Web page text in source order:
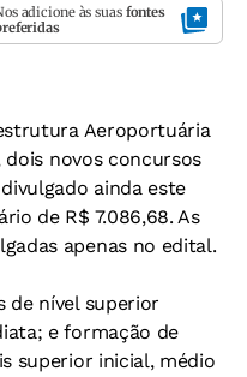
adicione às suas fontes
Aeroportuária
dois novos concursos
ainda este
de R$ 7.086,68. As
apenas no edital.
de nível superior
e formação de
superior inicial, médio